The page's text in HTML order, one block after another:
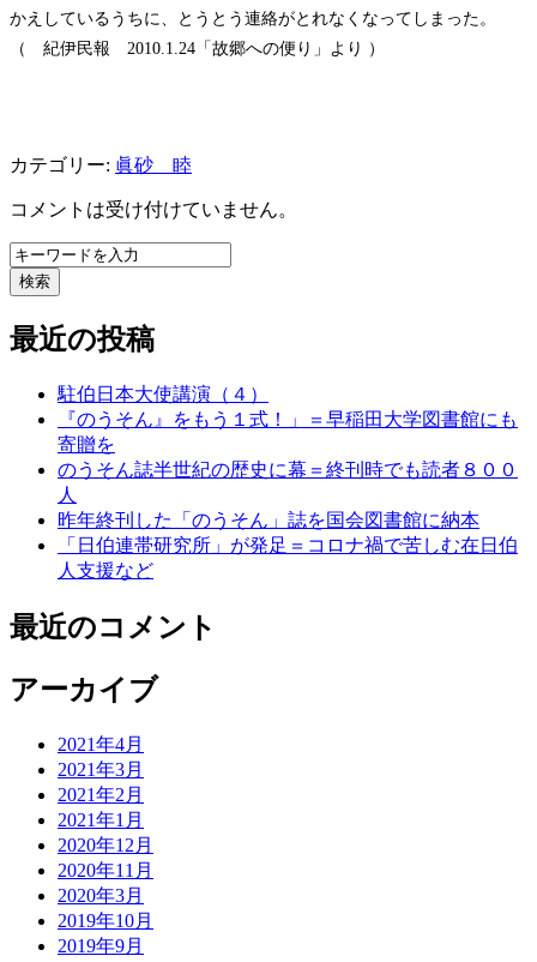
かえしているうちに、とうとう連絡がとれなくなってしまった。
（ 紀伊民報 2010.1.24「故郷への便り」より ）
カテゴリー: 眞砂 睦
コメントは受け付けていません。
検索
最近の投稿
駐伯日本大使講演（４）
『のうそん』をもう１式！」＝早稲田大学図書館にも
寄贈を
のうそん誌半世紀の歴史に幕＝終刊時でも読者８００
人
昨年終刊した「のうそん」誌を国会図書館に納本
「日伯連帯研究所」が発足＝コロナ禍で苦しむ在日伯
人支援など
最近のコメント
アーカイブ
2021年4月
2021年3月
2021年2月
2021年1月
2020年12月
2020年11月
2020年3月
2019年10月
2019年9月